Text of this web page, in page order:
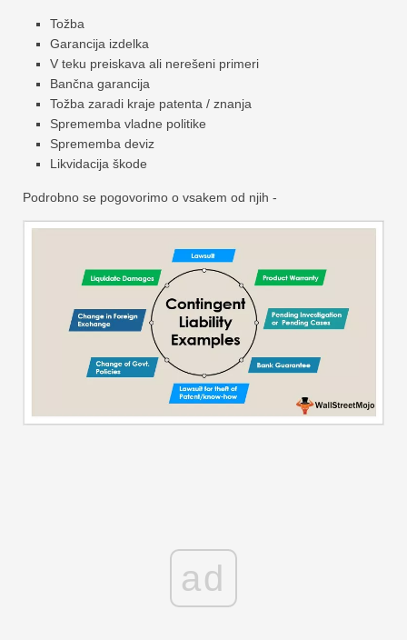
Tožba
Garancija izdelka
V teku preiskava ali nerešeni primeri
Bančna garancija
Tožba zaradi kraje patenta / znanja
Sprememba vladne politike
Sprememba deviz
Likvidacija škode
Podrobno se pogovorimo o vsakem od njih -
ad